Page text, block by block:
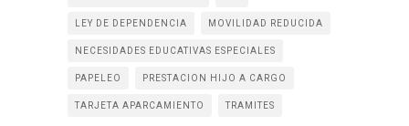
LEY DE DEPENDENCIA MOVILIDAD REDUCIDA
NECESIDADES EDUCATIVAS ESPECIALES
PAPELEO PRESTACION HIJO A CARGO
TARJETA APARCAMIENTO TRAMITES